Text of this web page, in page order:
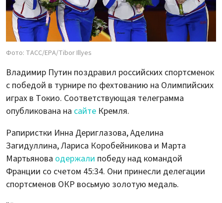
Фото: ТАСС/EPA/Tibor Illyes
Владимир Путин поздравил российских спортсменок
с победой в турнире по фехтованию на Олимпийских
играх в Токио. Соответствующая телеграмма
опубликована на сайте Кремля.
Рапиристки Инна Дериглазова, Аделина
Загидуллина, Лариса Коробейникова и Марта
Мартьянова одержали победу над командой
Франции со счетом 45:34. Они принесли делегации
спортсменов ОКР восьмую золотую медаль.